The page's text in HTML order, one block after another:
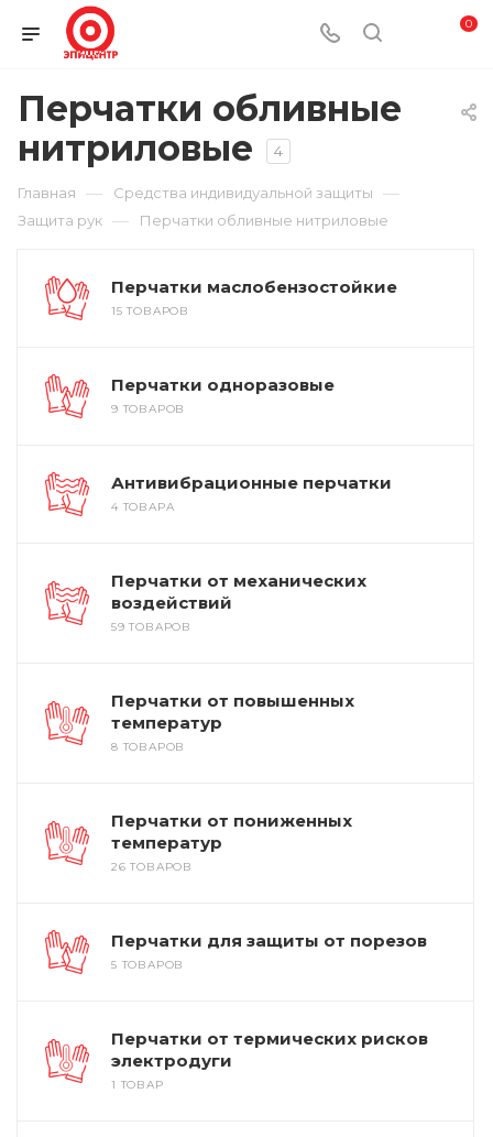
0
Перчатки обливные
нитриловые
4
Главная — Средства индивидуальной защиты —
Защита рук — Перчатки обливные нитриловые
Перчатки маслобензостойкие
15 ТОВАРОВ
Перчатки одноразовые
9 ТОВАРОВ
Антивибрационные перчатки
4 ТОВАРА
Перчатки от механических
воздействий
59 ТОВАРОВ
Перчатки от повышенных
температур
8 ТОВАРОВ
Перчатки от пониженных
температур
26 ТОВАРОВ
Перчатки для защиты от порезов
5 ТОВАРОВ
Перчатки от термических рисков
электродуги
1 ТОВАР